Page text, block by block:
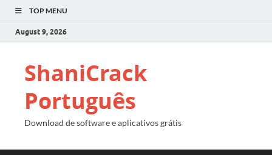
TOP MENU
August 9, 2026
ShaniCrack
Português
Download de software e aplicativos grátis